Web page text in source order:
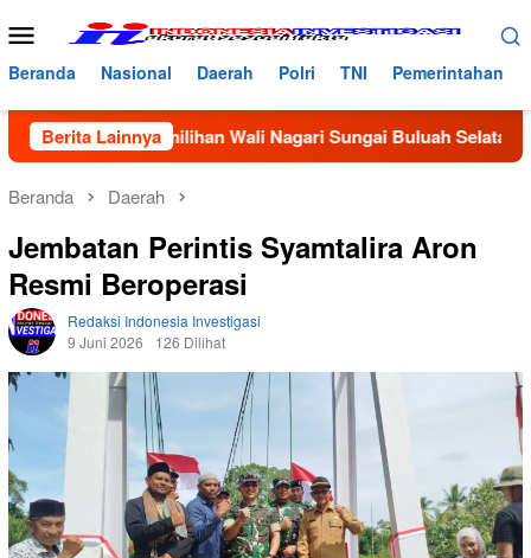
ke
konten
Menu
Mobile
Beranda Nasional Daerah Polri TNI Pemerintahan
Berita Lainnya
Pemilihan Wali Nagari Sungai Buluah Selatan,
Beranda Daerah
Jembatan Perintis Syamtalira Aron
Resmi Beroperasi
Redaksi Indonesia Investigasi
9 Juni 2026
126 Dilihat